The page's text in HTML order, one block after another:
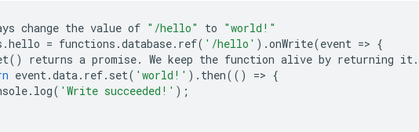
change the value of "/hello" to "world!"
.hello = functions .database. ref( '/hello' ) .onWrite(event => {
() returns a promise. We keep the function alive by returning it.
event.data. ref. set( 'world!' ) . then(() => {
. log( 'Write succeeded!' );